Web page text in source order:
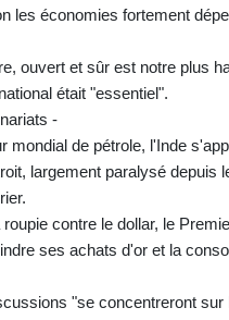
les économies fortement
ouvert et sûr est notre plus
était "essentiel".
-
mondial de pétrole, l'Inde
largement paralysé depuis
contre le dollar, le
ses achats d'or et la
"se concentreront